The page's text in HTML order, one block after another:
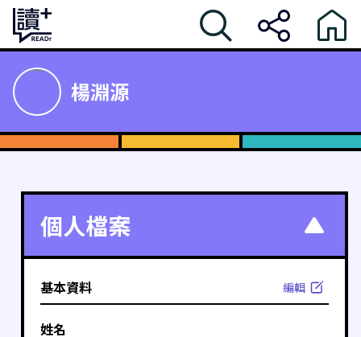
楊淵源
個人檔案
基本資料 編輯
姓名